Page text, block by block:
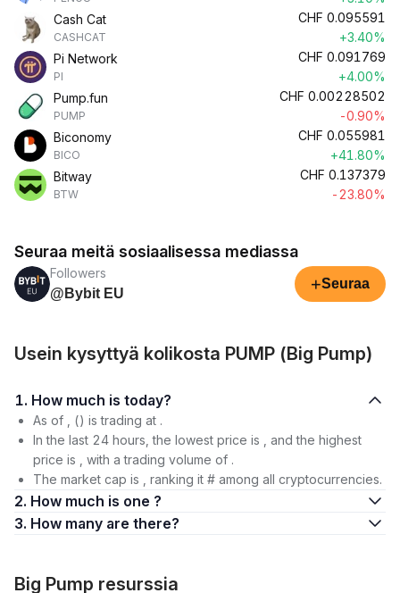
Cash Cat
CASHCAT
CHF 0.095591
+3.40%
Pi Network
PI
CHF 0.091769
+4.00%
Pump.fun
PUMP
CHF 0.00228502
-0.90%
Biconomy
BICO
CHF 0.055981
+41.80%
Bitway
BTW
CHF 0.137379
-23.80%
Seuraa meitä sosiaalisessa mediassa
Followers
@Bybit EU
+Seuraa
Usein kysyttyä kolikosta PUMP (Big Pump)
1. How much is today?
As of , () is trading at .
In the last 24 hours, the lowest price is , and the highest
price is , with a trading volume of .
The market cap is , ranking it # among all cryptocurrencies.
2. How much is one ?
3. How many are there?
Big Pump resurssia